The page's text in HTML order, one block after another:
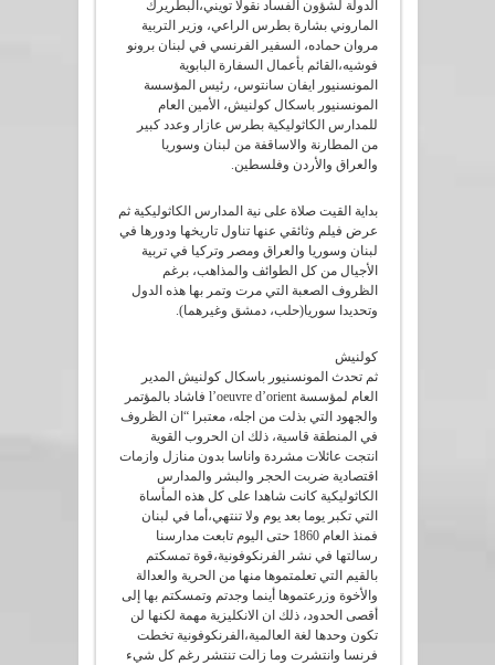
الدولة لشؤون الفساد نقولا تويني،البطريرك
الماروني بشارة بطرس الراعي، وزير التربية
مروان حماده، السفير الفرنسي في لبنان برونو
فوشيه،القائم بأعمال السفارة البابوية
المونسنيور ايفان سانتوس، رئيس المؤسسة
المونسنيور باسكال كولنيش، الأمين العام
للمدارس الكاثوليكية بطرس عازار وعدد كبير
من المطارنة والاساقفة من لبنان وسوريا
والعراق والأردن وفلسطين.
بداية القيت صلاة على نية المدارس الكاثوليكية ثم
عرض فيلم وثائقي عنها تناول تاريخها ودورها في
لبنان وسوريا والعراق ومصر وتركيا في تربية
الأجيال من كل الطوائف والمذاهب، برغم
الظروف الصعبة التي مرت وتمر بها هذه الدول
وتحديدا سوريا(حلب، دمشق وغيرهما).
كولنيش
ثم تحدث المونسنيور باسكال كولنيش المدير
العام لمؤسسة l’oeuvre d’orient فاشاد بالمؤتمر
والجهود التي بذلت من اجله، معتبرا “ان الظروف
في المنطقة قاسية، ذلك ان الحروب القوية
انتجت عائلات مشردة واناسا بدون منازل وازمات
اقتصادية ضربت الحجر والبشر والمدارس
الكاثوليكية كانت شاهدا على كل هذه المأساة
التي تكبر يوما بعد يوم ولا تنتهي،أما في لبنان
فمنذ العام 1860 حتى اليوم تابعت مدارسنا
رسالتها في نشر الفرنكوفونية،قوة تمسكتم
بالقيم التي تعلمتموها منها من الحرية والعدالة
والأخوة وزرعتموها أينما وجدتم وتمسكتم بها إلى
أقصى الحدود، ذلك ان الانكليزية مهمة لكنها لن
تكون وحدها لغة العالمية،الفرنكوفونية تخطت
فرنسا وانتشرت وما زالت تنتشر رغم كل شيء